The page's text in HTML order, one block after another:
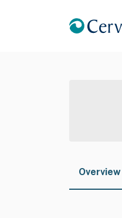
Overview